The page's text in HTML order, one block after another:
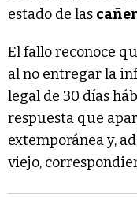
estado de las
El fallo reconoce
al no entregar la
legal de 30 días
respuesta que
extemporánea y,
viejo,